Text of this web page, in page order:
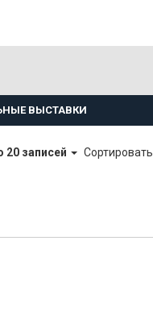
ВЫСТАВКИ
20 записей Сортировать